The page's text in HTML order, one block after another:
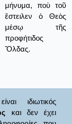
μήνυμα, ποὺ τοῦ
ἔστειλεν ὁ Θεὸς
μέσῳ τῆς
προφήτιδος
Ὄλδας.
ιδιωτικός
και δεν έχει